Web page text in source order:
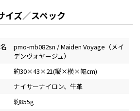
イズ／スペック
pmo-mb082sn / Maiden Voyage（メイ
デンヴォヤージュ）
約30×43×21(縦×横×幅cm)
ナイサーナイロン、牛革
約855g